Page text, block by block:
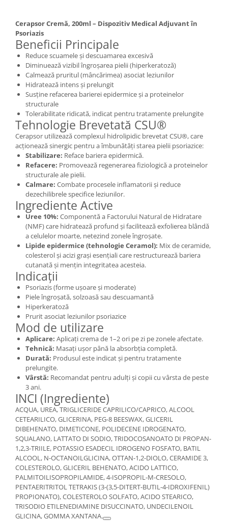
Cerapsor Cremă, 200ml – Dispozitiv Medical Adjuvant în
Psoriazis
Beneficii Principale
Reduce scuamele și descuamarea excesivă
Diminuează vizibil îngroșarea pielii (hiperkeratoză)
Calmează pruritul (mâncărimea) asociat leziunilor
Hidratează intens și prelungit
Susține refacerea barierei epidermice și a proteinelor
structurale
Tolerabilitate ridicată, indicat pentru tratamente prelungite
Tehnologie Brevetată CSU®
Cerapsor utilizează complexul hidrolipidic brevetat CSU®, care
acționează sinergic pentru a îmbunătăți starea pielii psoriazice:
Stabilizare: Reface bariera epidermică.
Refacere: Promovează regenerarea fiziologică a proteinelor
structurale ale pielii.
Calmare: Combate procesele inflamatorii și reduce
dezechilibrele specifice leziunilor.
Ingrediente Active
Uree 10%: Componentă a Factorului Natural de Hidratare
(NMF) care hidratează profund și facilitează exfolierea blândă
a celulelor moarte, netezind zonele îngroșate.
Lipide epidermice (tehnologie Ceramol): Mix de ceramide,
colesterol și acizi grași esențiali care restructurează bariera
cutanată și mențin integritatea acesteia.
Indicații
Psoriazis (forme ușoare și moderate)
Piele îngroșată, solzoasă sau descuamantă
Hiperkeratoză
Prurit asociat leziunilor psoriazice
Mod de utilizare
Aplicare: Aplicați crema de 1–2 ori pe zi pe zonele afectate.
Tehnică: Masați ușor până la absorbția completă.
Durată: Produsul este indicat și pentru tratamente
prelungite.
Vârstă: Recomandat pentru adulți și copii cu vârsta de peste
3 ani.
INCI (Ingrediente)
ACQUA, UREA, TRIGLICERIDE CAPRILICO/CAPRICO, ALCOOL
CETEARILICO, GLICERINA, PEG-8 BEESWAX, GLICERIL
DIBEHENATO, DIMETICONE, POLIDECENE IDROGENATO,
SQUALANO, LATTATO DI SODIO, TRIDOCOSANOATO DI PROPAN-
1,2,3-TRIILE, POTASSIO ESADECIL IDROGENO FOSFATO, BATIL
ALCOOL, N-OCTANOILGLICINA, OTTAN-1,2-DIOLO, CERAMIDE 3,
COLESTEROLO, GLICERIL BEHENATO, ACIDO LATTICO,
PALMITOILISOPROPILAMIDE, 4-ISOPROPIL-M-CRESOLO,
PENTAERITRITOL TETRAKIS (3-(3,5-DITERT-BUTIL-4-IDROXIFENIL)
PROPIONATO), COLESTEROLO SOLFATO, ACIDO STEARICO,
TRISODIO ETILENEDIAMINE DISUCCINATO, UNDECILENOIL
GLICINA, GOMMA XANTANA.